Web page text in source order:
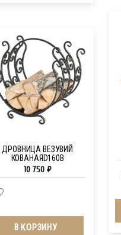
ДРОВНИЦА ВЕЗУВИЙ
КОВАНАЯD160B
10 750 ₽
В КОРЗИНУ